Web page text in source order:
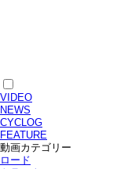
VIDEO
NEWS
CYCLOG
FEATURE
動画カテゴリー
ロード